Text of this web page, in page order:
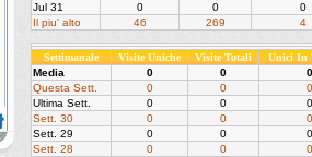
Jul 31
0 0
0
Il piu' alto
46 269 4
Settimanale Visite Uniche Visite Totali
Unici In
Media
0 0
0
Questa Sett.
0 0
0
Ultima Sett.
0 0
0
Sett. 30
0 0
0
Sett. 29
0 0
0
Sett. 28
0 0
0